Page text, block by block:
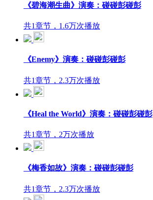
《碧海潮生曲》演奏：碰碰彭碰彭
共1章节，1.6万次播放
《Enemy》演奏：碰碰彭碰彭
共1章节，2.3万次播放
《Heal the World》演奏：碰碰彭碰彭
共1章节，2万次播放
《梅香如故》演奏：碰碰彭碰彭
共1章节，2.3万次播放